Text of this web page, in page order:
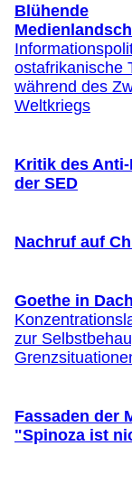
Blühende
ostafrikanische
während des
Weltkriegs
Kritik des
der SED
Nachruf auf
Goethe in
zur
Fassaden der
"Spinoza ist